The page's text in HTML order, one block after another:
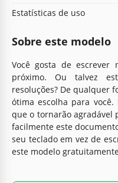
Estatísticas de uso
Sobre este modelo
Você gosta de escrever
próximo. Ou talvez
resoluções? De qualquer
ótima escolha para
que o tornarão agradável
facilmente este
seu teclado em vez de
este modelo